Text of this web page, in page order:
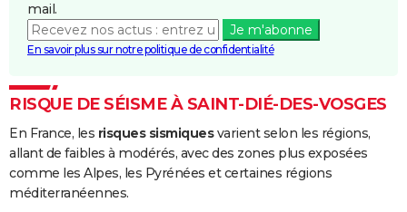
Inondations
et/ou
Coulées de
23/05/1983 26/05/1983 4 j
Inondations
et/ou
Coulées de
Boue
mail.
Je m'abonne
En savoir plus sur notre politique de confidentialité
RISQUE DE SÉISME À SAINT-DIÉ-DES-VOSGES
En France, les risques sismiquesvarient selon les régions,
allant de faibles à modérés, avec des zones plus exposées
comme les Alpes, les Pyrénées et certaines régions
méditerranéennes.